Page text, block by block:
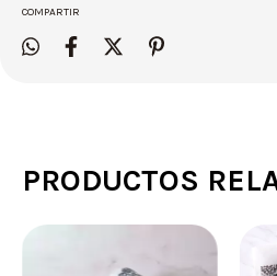
COMPARTIR
PRODUCTOS